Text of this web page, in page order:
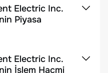
Electric Inc.
Piyasa
Electric Inc.
İşlem Hacmi